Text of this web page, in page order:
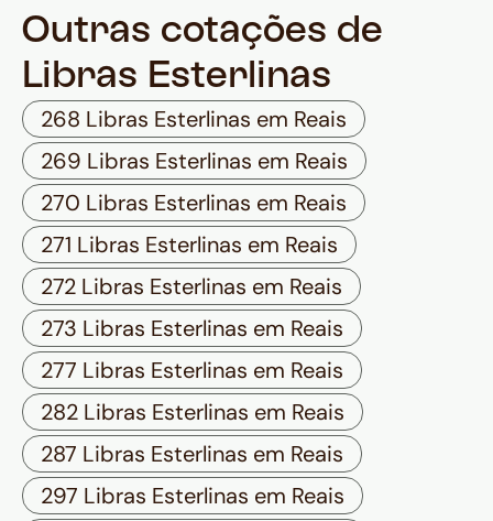
Outras cotações de
Libras Esterlinas
268 Libras Esterlinas em Reais
269 Libras Esterlinas em Reais
270 Libras Esterlinas em Reais
271 Libras Esterlinas em Reais
272 Libras Esterlinas em Reais
273 Libras Esterlinas em Reais
277 Libras Esterlinas em Reais
282 Libras Esterlinas em Reais
287 Libras Esterlinas em Reais
297 Libras Esterlinas em Reais